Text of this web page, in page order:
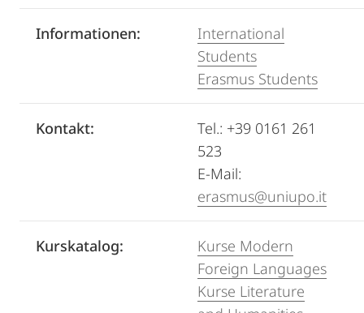
Informationen:
International
Students
Erasmus Students
Kontakt:
Tel.: +39 0161 261
523
E-Mail:
erasmus@uniupo.it
Kurskatalog:
Kurse Modern
Foreign Languages
Kurse Literature